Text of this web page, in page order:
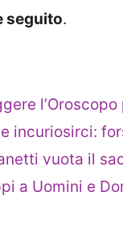
seguito.
incuriosirci:
vuota il
a Uomini e